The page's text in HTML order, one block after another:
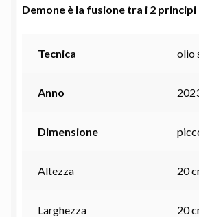
Demone è la fusione tra i 2
Tecnica olio
Anno
Dimensione
Altezza 20
Larghezza 20